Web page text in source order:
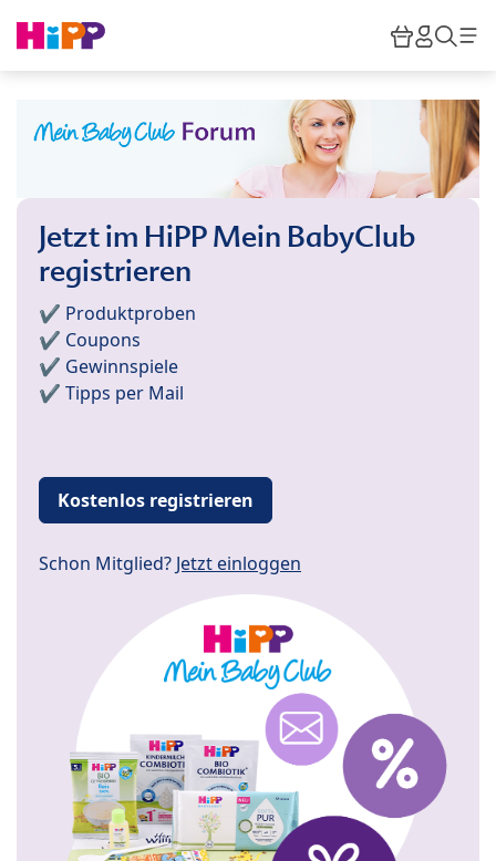
HiPP
Jetzt im HiPP Mein BabyClub
registrieren
✔️ Produktproben
✔️ Coupons
✔️ Gewinnspiele
✔️ Tipps per Mail
Kostenlos registrieren
Schon Mitglied? Jetzt einloggen